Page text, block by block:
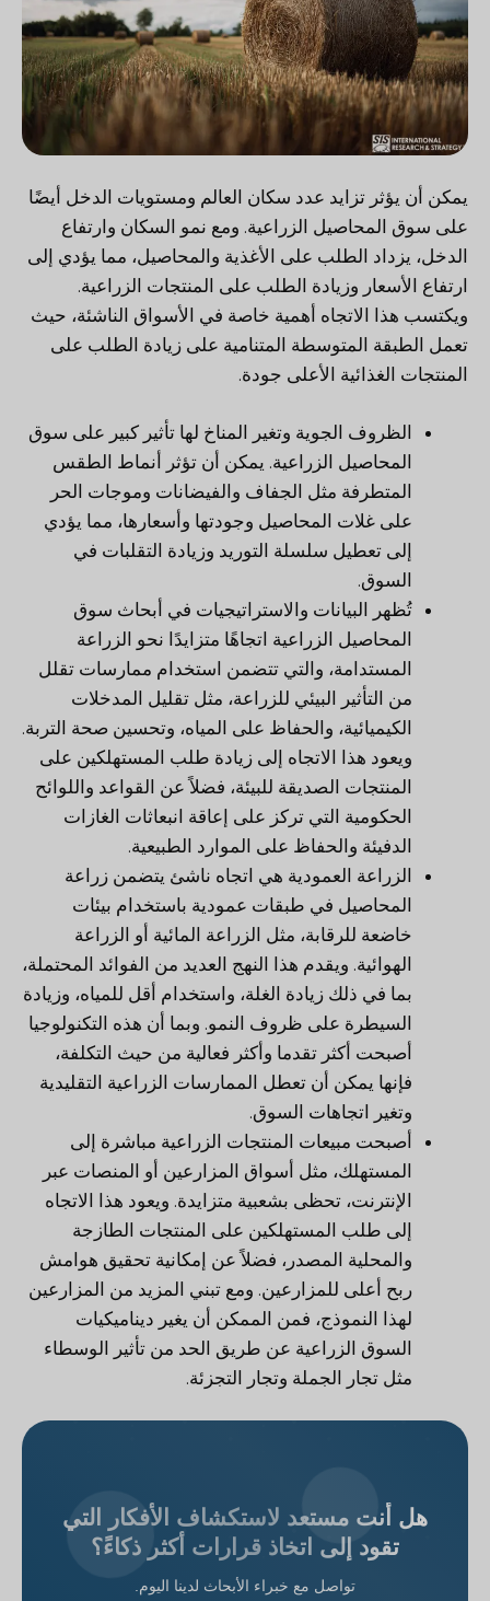
يمكن أن يؤثر تزايد عدد سكان العالم ومستويات الدخل أيضًا
على سوق المحاصيل الزراعية. ومع نمو السكان وارتفاع
الدخل، يزداد الطلب على الأغذية والمحاصيل، مما يؤدي إلى
ارتفاع الأسعار وزيادة الطلب على المنتجات الزراعية.
ويكتسب هذا الاتجاه أهمية خاصة في الأسواق الناشئة، حيث
تعمل الطبقة المتوسطة المتنامية على زيادة الطلب على
المنتجات الغذائية الأعلى جودة.
الظروف الجوية وتغير المناخ لها تأثير كبير على سوق
المحاصيل الزراعية. يمكن أن تؤثر أنماط الطقس
المتطرفة مثل الجفاف والفيضانات وموجات الحر
على غلات المحاصيل وجودتها وأسعارها، مما يؤدي
إلى تعطيل سلسلة التوريد وزيادة التقلبات في
السوق.
تُظهر البيانات والاستراتيجيات في أبحاث سوق
المحاصيل الزراعية اتجاهًا متزايدًا نحو الزراعة
المستدامة، والتي تتضمن استخدام ممارسات تقلل
من التأثير البيئي للزراعة، مثل تقليل المدخلات
الكيميائية، والحفاظ على المياه، وتحسين صحة التربة.
ويعود هذا الاتجاه إلى زيادة طلب المستهلكين على
المنتجات الصديقة للبيئة، فضلاً عن القواعد واللوائح
الحكومية التي تركز على إعاقة انبعاثات الغازات
الدفيئة والحفاظ على الموارد الطبيعية.
الزراعة العمودية هي اتجاه ناشئ يتضمن زراعة
المحاصيل في طبقات عمودية باستخدام بيئات
خاضعة للرقابة، مثل الزراعة المائية أو الزراعة
الهوائية. ويقدم هذا النهج العديد من الفوائد المحتملة،
بما في ذلك زيادة الغلة، واستخدام أقل للمياه، وزيادة
السيطرة على ظروف النمو. وبما أن هذه التكنولوجيا
أصبحت أكثر تقدما وأكثر فعالية من حيث التكلفة،
فإنها يمكن أن تعطل الممارسات الزراعية التقليدية
وتغير اتجاهات السوق.
أصبحت مبيعات المنتجات الزراعية مباشرة إلى
المستهلك، مثل أسواق المزارعين أو المنصات عبر
الإنترنت، تحظى بشعبية متزايدة. ويعود هذا الاتجاه
إلى طلب المستهلكين على المنتجات الطازجة
والمحلية المصدر، فضلاً عن إمكانية تحقيق هوامش
ربح أعلى للمزارعين. ومع تبني المزيد من المزارعين
لهذا النموذج، فمن الممكن أن يغير ديناميكيات
السوق الزراعية عن طريق الحد من تأثير الوسطاء
مثل تجار الجملة وتجار التجزئة.
هل أنت مستعد لاستكشاف الأفكار التي
تقود إلى اتخاذ قرارات أكثر ذكاءً؟
تواصل مع خبراء الأبحاث لدينا اليوم.